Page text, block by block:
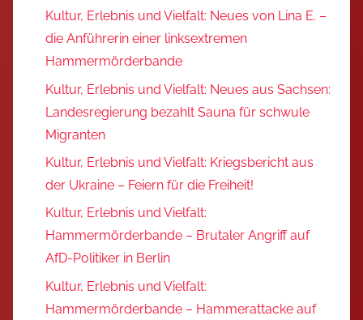
Kultur, Erlebnis und Vielfalt: Neues von Lina E. –
die Anführerin einer linksextremen
Hammermörderbande
Kultur, Erlebnis und Vielfalt: Neues aus Sachsen:
Landesregierung bezahlt Sauna für schwule
Migranten
Kultur, Erlebnis und Vielfalt: Kriegsbericht aus
der Ukraine – Feiern für die Freiheit!
Kultur, Erlebnis und Vielfalt:
Hammermörderbande – Brutaler Angriff auf
AfD-Politiker in Berlin
Kultur, Erlebnis und Vielfalt:
Hammermörderbande – Hammerattacke auf